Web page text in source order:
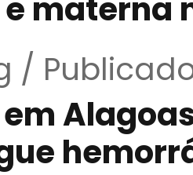
materna
/